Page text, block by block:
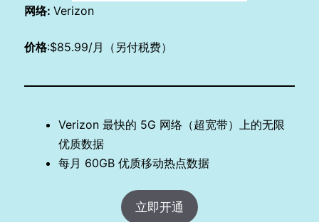
网络: Verizon
价格:$85.99/月（另付税费）
Verizon 最快的 5G 网络（超宽带）上的无限
优质数据
每月 60GB 优质移动热点数据
立即开通